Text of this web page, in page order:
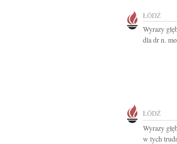
ŁÓDŹ
Wyrazy
dla dr n.
ŁÓDŹ
Wyrazy
w tych